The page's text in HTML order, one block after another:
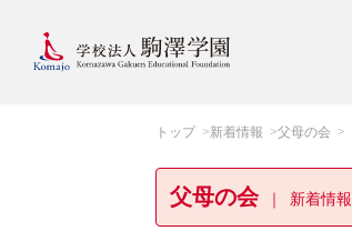
トップ 新着情報 父母の会
父母の会 新着情報